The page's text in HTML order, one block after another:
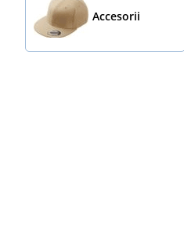
Accesorii